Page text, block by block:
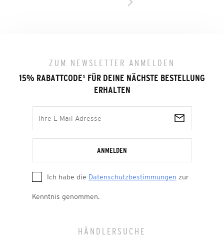
ZUM NEWSLETTER ANMELDEN
15% RABATTCODE¹ FÜR DEINE NÄCHSTE BESTELLUNG
ERHALTEN
ANMELDEN
Ich habe die Datenschutzbestimmungen zur
Kenntnis genommen.
HÄNDLERSUCHE